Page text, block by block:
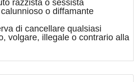
razzista o sessista
o diffamante
di cancellare qualsiasi
volgare, illegale o contrario alla